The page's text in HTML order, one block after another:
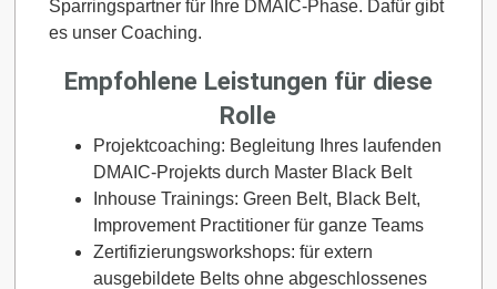
Sparringspartner für Ihre DMAIC-Phase. Dafür gibt
es unser Coaching.
Empfohlene Leistungen für diese
Rolle
Projektcoaching: Begleitung Ihres laufenden
DMAIC-Projekts durch Master Black Belt
Inhouse Trainings: Green Belt, Black Belt,
Improvement Practitioner für ganze Teams
Zertifizierungsworkshops: für extern
ausgebildete Belts ohne abgeschlossenes